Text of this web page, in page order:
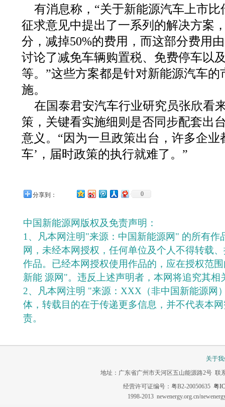
有消息称，“关于新能源汽车上市
征求意见中提出了一系列的解决方案
分，减掉50%的费用，而这部分费用
讨论了减免车辆购置税、免费停车以
等。”这些方案都是针对新能源汽车
施。
在国泰君安汽车行业研究员张欣看
策，关键看实施细则是否同步配套出
意义。“因为一旦政策出台，许多企业
车’，届时政策的执行就难了。”
分享到： 0
中国新能源网版权及免责声明：
1、凡本网注明"来源：中国新能源网" 的所有作
网，未经本网授权，任何单位及个人不得转载
作品。已经本网授权使用作品的，应在授权范
新能 源网"。违反上述声明者，本网将追究其相
2、凡本网注明 "来源：XXX（非中国新能源网
体，转载目的在于传递更多信息，并不代表本
责。
关于
地址：广东省广州市天河区五山能源路2号 联
经营许可证编号：粤B2-20050635 粤
1998-2013 newenergy.org.cn/